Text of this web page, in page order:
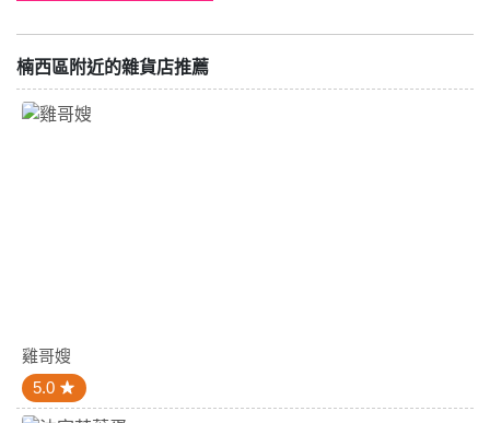
楠西區附近的雜貨店推薦
雞哥嫂
5.0